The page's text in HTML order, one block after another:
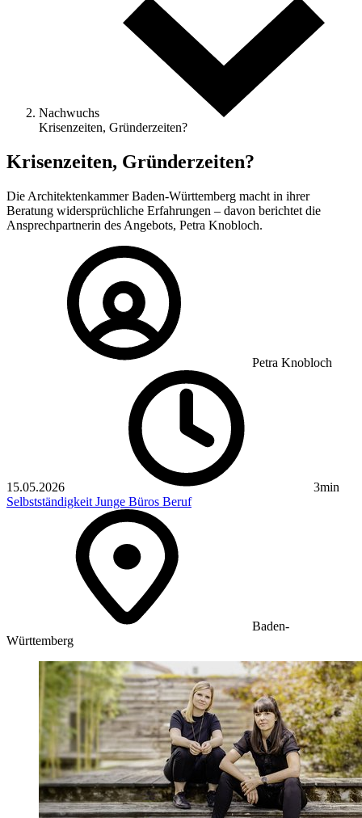
Nachwuchs
Krisenzeiten, Gründerzeiten?
Krisenzeiten, Gründerzeiten?
Die Architektenkammer Baden-Württemberg macht in ihrer
Beratung widersprüchliche Erfahrungen – davon berichtet die
Ansprechpartnerin des Angebots, Petra Knobloch.
Petra Knobloch
15.05.2026
3min
Selbstständigkeit Junge Büros Beruf
Baden-
Württemberg